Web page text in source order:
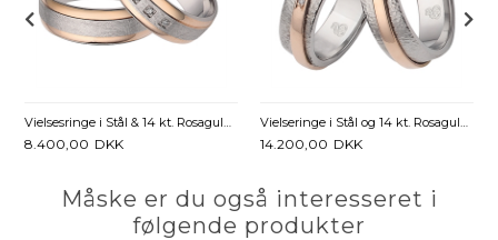
Vielsesringe i Stål & 14 kt. Rosaguld med Diamanter - 7 mm
8.400,00 DKK
Vielseringe i Stål og 14 kt. Rosaguld med Diamanter 0,025 ct. - 6 mm
14.200,00 DKK
Måske er du også interesseret i
følgende produkter